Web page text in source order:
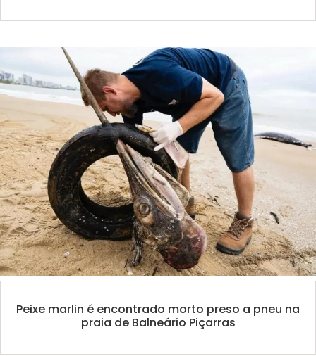
Peixe marlin é encontrado morto preso a pneu na
praia de Balneário Piçarras